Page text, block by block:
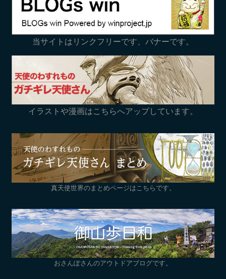
当サイトはリンクフリーです、バナーです。
イラストや漫画はこちらへアップしています。
真天使世界のまとめページはこちらです。
おさんぽさんのアウトドアブログです。